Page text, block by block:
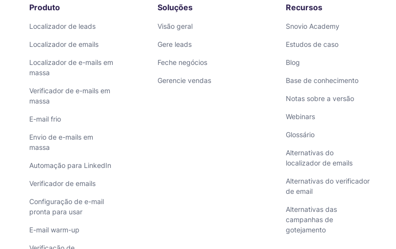
Produto
Localizador de leads
Localizador de emails
Localizador de e-mails em
massa
Verificador de e-mails em
massa
E-mail frio
Envio de e-mails em
massa
Automação para LinkedIn
Verificador de emails
Configuração de e-mail
pronta para usar
E-mail warm-up
Soluções
Visão geral
Gere leads
Feche negócios
Gerencie vendas
Recursos
Snovio Academy
Estudos de caso
Blog
Base de conhecimento
Notas sobre a versão
Webinars
Glossário
Alternativas do
localizador de emails
Alternativas do verificador
de email
Alternativas das
campanhas de
gotejamento